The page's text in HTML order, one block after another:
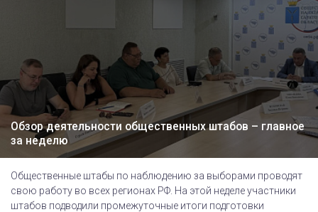
Обзор деятельности общественных штабов – главное
за неделю
Общественные штабы по наблюдению за выборами проводят
свою работу во всех регионах РФ. На этой неделе участники
штабов подводили промежуточные итоги подготовки